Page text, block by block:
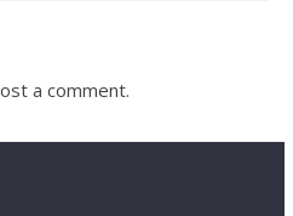
a comment.